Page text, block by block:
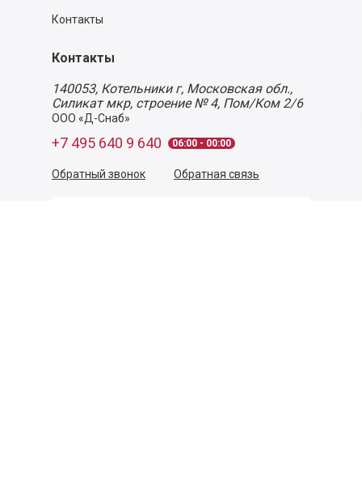
Контакты
Контакты
140053, Котельники г, Московская обл.,
Силикат мкр, строение № 4, Пом/Ком 2/6
ООО «Д-Снаб»
+7 495 640 9 640 06:00 - 00:00
Обратный звонок Обратная связь